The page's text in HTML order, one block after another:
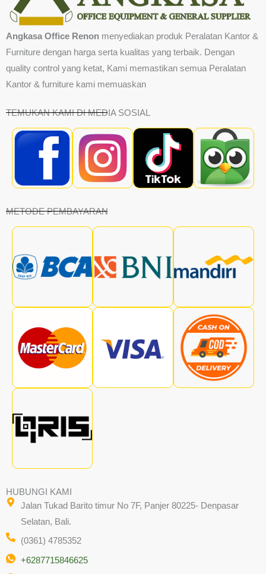
Angkasa Office Renon menyediakan produk Peralatan Kantor &
Furniture dengan harga serta kualitas yang terbaik. Dengan
quality control yang ketat, Kami memastikan semua Peralatan
Kantor & furniture kami memuaskan
TEMUKAN KAMI DI MEDIA SOSIAL
METODE PEMBAYARAN
HUBUNGI KAMI
Jalan Tukad Barito timur No 7F, Panjer 80225- Denpasar
Selatan, Bali.
(0361) 4785352
+6287715846625